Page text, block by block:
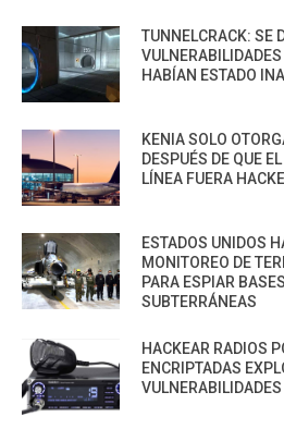
TUNNELCRACK: SE
HABÍAN ESTADO
KENIA SOLO
DESPUÉS DE QUE
LÍNEA FUERA
ESTADOS UNIDOS
MONITOREO DE
PARA ESPIAR
SUBTERRÁNEAS
HACKEAR RADIOS
ENCRIPTADAS
VULNERABILIDADES